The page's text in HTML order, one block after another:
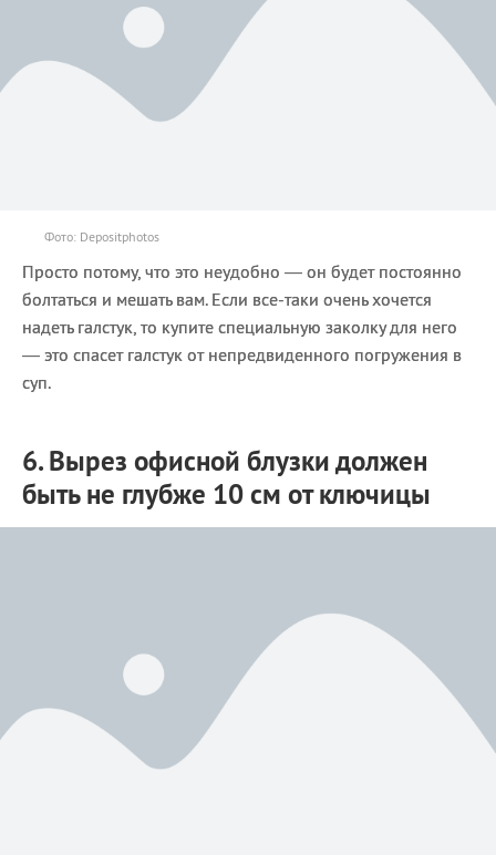
Фото: Depositphotos
Просто потому, что это неудобно — он будет постоянно
болтаться и мешать вам. Если все-таки очень хочется
надеть галстук, то купите специальную заколку для него
— это спасет галстук от непредвиденного погружения в
суп.
6. Вырез офисной блузки должен
быть не глубже 10 см от ключицы